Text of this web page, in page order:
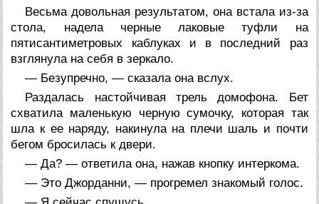
Весьма довольная результатом, она встала из-за
стола, надела черные лаковые туфли на
пятисантиметровых каблуках и в последний раз
взглянула на себя в зеркало.
— Безупречно, — сказала она вслух.
Раздалась настойчивая трель домофона. Бет
схватила маленькую черную сумочку, которая так
шла к ее наряду, накинула на плечи шаль и почти
бегом бросилась к двери.
— Да? — ответила она, нажав кнопку интеркома.
— Это Джорданни, — прогремел знакомый голос.